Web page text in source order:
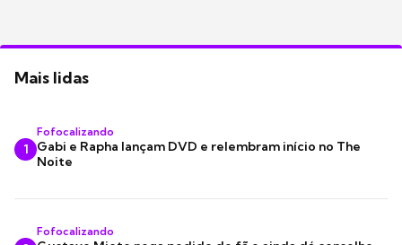
Mais lidas
1
Fofocalizando
Gabi e Rapha lançam DVD e relembram início no The
Noite
Fofocalizando